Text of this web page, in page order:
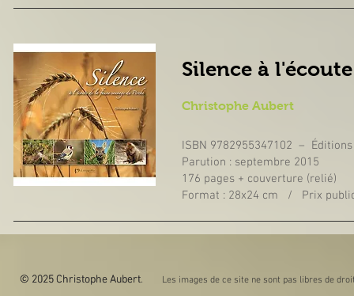
Silence à
Christophe Aubert
ISBN 9782955347102 –
Parution : septembre 2015
176 pages + couverture (relié)
Format : 28x24 cm / Prix
© 2025 Christophe Aubert. Les images de ce site ne sont pas libres de
© 2025 Christophe Aubert